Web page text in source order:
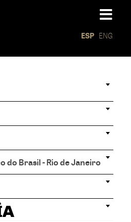
ESP ENG
do Brasil - Rio de Janeiro